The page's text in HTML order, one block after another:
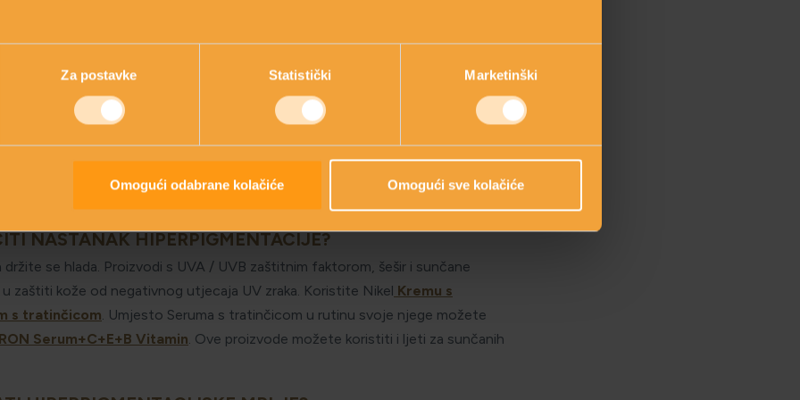
Za postavke Statistički Marketinški
Omogući odabrane kolačiće Omogući sve kolačiće
Melanin djeluje kao prirodna zaštita kože od sunca štiteći je od štetnih UV
koža izložena suncu dobiva preplanuli ten. Međutim, prekomjerno izlaganje suncu
proces i izazvati hiperpigmentaciju. Jednom kad tamne mrlje nastanu, izlaganje
stanje, a staračke pjege, melazma i postupalne hiperpigmentacijske mrlje mogu
je zaštititi kožu od sučeva zračenja i to pogotovo onu koja je imala
NASTANAK HIPERPIGMENTACIJE?
držite se hlada. Proizvodi s UVA / UVB zaštitnim faktorom, šešir i sunčane
zaštiti kože od negativnog utjecaja UV zraka. Koristite Nikel Kremu s
s tratinčicom. Umjesto Seruma s tratinčicom u rutinu svoje njege možete
Serum+C+E+B Vitamin. Ove proizvode možete koristiti i ljeti za sunčanih